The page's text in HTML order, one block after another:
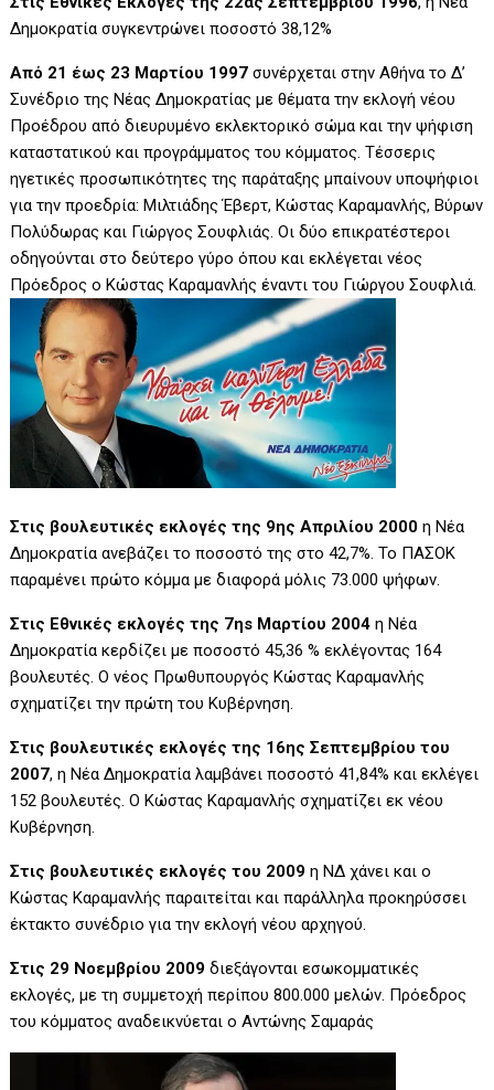
Δημοκρατία συγκεντρώνει ποσοστό 38,12%
Από 21 έως 23 Μαρτίου 1997 συνέρχεται στην Αθήνα το Δ’
Συνέδριο της Νέας Δημοκρατίας με θέματα την εκλογή νέου
Προέδρου από διευρυμένο εκλεκτορικό σώμα και την ψήφιση
καταστατικού και προγράμματος του κόμματος. Τέσσερις
ηγετικές προσωπικότητες της παράταξης μπαίνουν υποψήφιοι
για την προεδρία: Μιλτιάδης Έβερτ, Κώστας Καραμανλής, Βύρων
Πολύδωρας και Γιώργος Σουφλιάς. Οι δύο επικρατέστεροι
οδηγούνται στο δεύτερο γύρο όπου και εκλέγεται νέος
Πρόεδρος ο Κώστας Καραμανλής έναντι του Γιώργου Σουφλιά.
Στις βουλευτικές εκλογές της 9ης Απριλίου 2000 η Νέα
Δημοκρατία ανεβάζει το ποσοστό της στο 42,7%. Το ΠΑΣΟΚ
παραμένει πρώτο κόμμα με διαφορά μόλις 73.000 ψήφων.
Στις Εθνικές εκλογές της 7ηs Μαρτίου 2004η Νέα
Δημοκρατία κερδίζει με ποσοστό 45,36 % εκλέγοντας 164
βουλευτές. Ο νέος Πρωθυπουργός Κώστας Καραμανλής
σχηματίζει την πρώτη του Κυβέρνηση.
Στις βουλευτικές εκλογές της 16ης Σεπτεμβρίου του
2007, η Νέα Δημοκρατία λαμβάνει ποσοστό 41,84% και εκλέγει
152 βουλευτές. Ο Κώστας Καραμανλής σχηματίζει εκ νέου
Κυβέρνηση.
Στις βουλευτικές εκλογές του 2009 η ΝΔ χάνει και ο
Κώστας Καραμανλής παραιτείται και παράλληλα προκηρύσσει
έκτακτο συνέδριο για την εκλογή νέου αρχηγού.
Στις 29 Νοεμβρίου 2009 διεξάγονται εσωκομματικές
εκλογές, με τη συμμετοχή περίπου 800.000 μελών. Πρόεδρος
του κόμματος αναδεικνύεται ο Αντώνης Σαμαράς